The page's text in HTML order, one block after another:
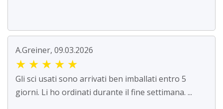
A.Greiner, 09.03.2026
★ ★ ★ ★ ★
Gli sci usati sono arrivati ben imballati entro 5
giorni. Li ho ordinati durante il fine settimana. ...